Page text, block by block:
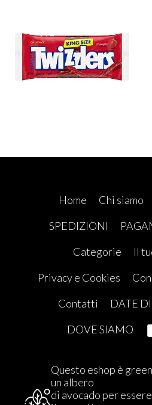
Home Chi siamo
SPEDIZIONI
Categorie
Il
Privacy e Cookies
Contatti
DATE
DOVE SIAMO
Questo eshop è
un albero
di avocado per